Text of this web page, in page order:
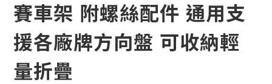
賽車架 附螺絲配件 通用支
援各廠牌方向盤 可收納輕
量折疊